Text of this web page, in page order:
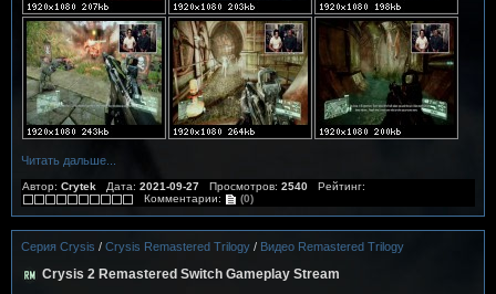
Читать дальше...
Автор: Crytek Дата: 2021-09-27 Просмотров: 2540 Рейтинг:
Комментарии:
(0)
Серия Crysis / Crysis Remastered Trilogy / Видео Remastered Trilogy
Crysis 2 Remastered Switch Gameplay Stream